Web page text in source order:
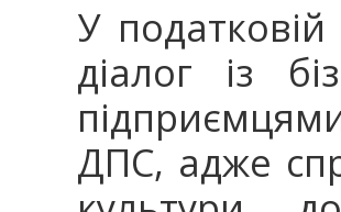
У
діалог із
ДПС, адже